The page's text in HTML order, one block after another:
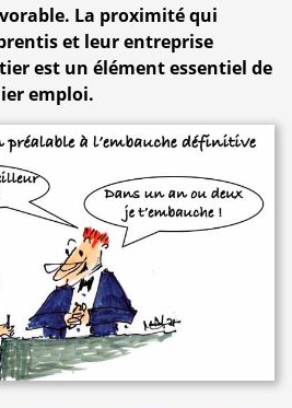
La proximité qui
et leur entreprise
est un élément essentiel de
emploi.